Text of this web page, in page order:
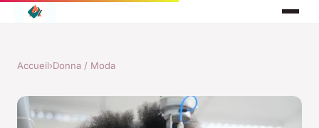
Accueil›Donna / Moda